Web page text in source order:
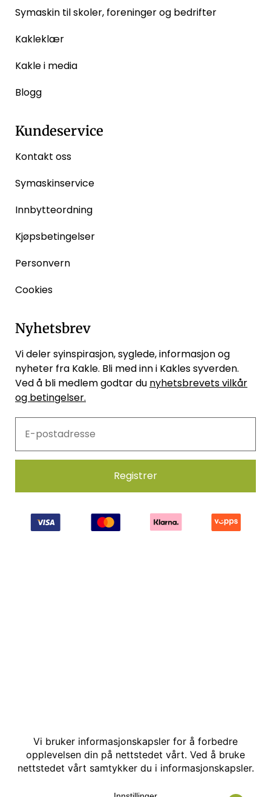
Symaskin til skoler, foreninger og bedrifter
Kakleklær
Kakle i media
Blogg
Kundeservice
Kontakt oss
Symaskinservice
Innbytteordning
Kjøpsbetingelser
Personvern
Cookies
Nyhetsbrev
Vi deler syinspirasjon, syglede, informasjon og
nyheter fra Kakle. Bli med inn i Kakles syverden.
Ved å bli medlem godtar du nyhetsbrevets vilkår
og betingelser.